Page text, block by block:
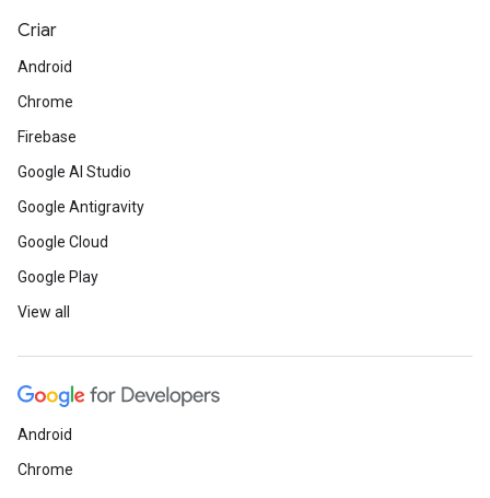
Criar
Android
Chrome
Firebase
Google AI Studio
Google Antigravity
Google Cloud
Google Play
View all
Android
Chrome